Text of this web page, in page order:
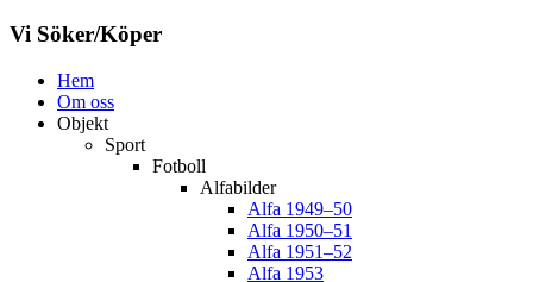
Vi Söker/Köper
Hem
Om oss
Objekt
Sport
Fotboll
Alfabilder
Alfa 1949–50
Alfa 1950–51
Alfa 1951–52
Alfa 1953